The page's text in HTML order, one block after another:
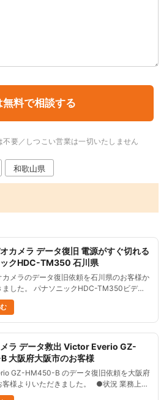
要／しつこい営業は一切いたしません
和歌山県
カメラ データ復旧 電源がすぐ切れる
クHDC-TM350 石川県
カメラのデータ復旧依頼を石川県のお客様か
ました。 パナソニックHDC-TM350ビデオ
し電源を入れてもすぐに切れてしまう状態
HDC-TM350は2009年6月......
ラ データ救出 Victor Everio GZ-
大阪府大阪市のお客様
GZ-HM450-B のデータ復旧依頼を大阪府
客様よりいただきました。 ●状況 業務上必
画を撮影したが、誤ってファイルを消去し